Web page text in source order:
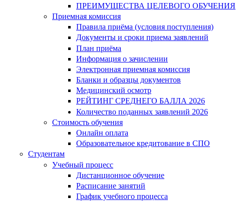
ПРЕИМУЩЕСТВА ЦЕЛЕВОГО ОБУЧЕНИЯ
Приемная комиссия
Правила приёма (условия поступления)
Документы и сроки приема заявлений
План приёма
Информация о зачислении
Электронная приемная комиссия
Бланки и образцы документов
Медицинский осмотр
РЕЙТИНГ СРЕДНЕГО БАЛЛА 2026
Количество поданных заявлений 2026
Стоимость обучения
Онлайн оплата
Образовательное кредитование в СПО
Студентам
Учебный процесс
Дистанционное обучение
Расписание занятий
График учебного процесса